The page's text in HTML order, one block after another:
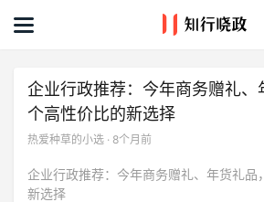
首页
课程&活动
资料库
企业行政推荐：今年商务赠礼、
个高性价比的新选择
热爱种草的小选 · 8个月前
企业行政推荐：今年商务赠礼、年货礼品
新选择